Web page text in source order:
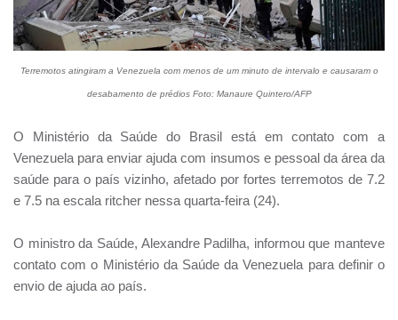
Terremotos atingiram a Venezuela com menos de um minuto de intervalo e causaram o
desabamento de prédios Foto: Manaure Quintero/AFP
O Ministério da Saúde do Brasil está em contato com a
Venezuela para enviar ajuda com insumos e pessoal da área da
saúde para o país vizinho, afetado por fortes terremotos de 7.2
e 7.5 na escala ritcher nessa quarta-feira (24).
O ministro da Saúde, Alexandre Padilha, informou que manteve
contato com o Ministério da Saúde da Venezuela para definir o
envio de ajuda ao país.